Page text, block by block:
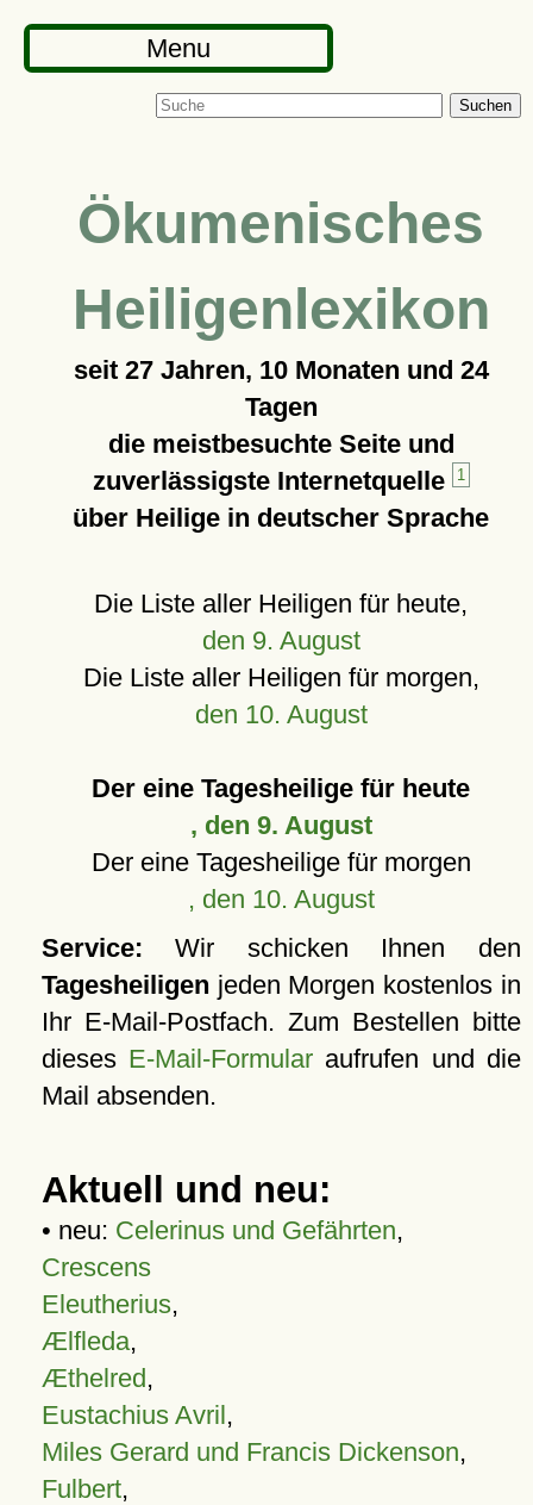
Menu
Suchen
Ökumenisches
Heiligenlexikon
seit 27 Jahren, 10 Monaten und 24
Tagen
die meistbesuchte Seite und
zuverlässigste Internetquelle
1
über Heilige in deutscher Sprache
Die Liste aller Heiligen für heute,
den 9. August
Die Liste aller Heiligen für morgen,
den 10. August
Der eine Tagesheilige für heute
, den 9. August
Der eine Tagesheilige für morgen
, den 10. August
Service: Wir schicken Ihnen den
Tagesheiligen jeden Morgen kostenlos in
Ihr E-Mail-Postfach. Zum Bestellen bitte
dieses E-Mail-Formular aufrufen und die
Mail absenden.
Aktuell und neu:
• neu: Celerinus und Gefährten,
Crescens
Eleutherius,
Ælfleda,
Æthelred,
Eustachius Avril,
Miles Gerard und Francis Dickenson,
Fulbert,